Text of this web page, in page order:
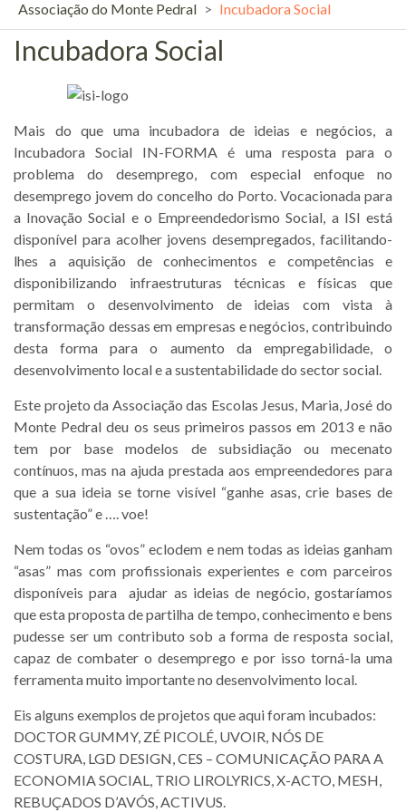
Associação do Monte Pedral > Incubadora Social
Incubadora Social
Mais do que uma incubadora de ideias e negócios, a
Incubadora Social IN-FORMA é uma resposta para o
problema do desemprego, com especial enfoque no
desemprego jovem do concelho do Porto. Vocacionada para
a Inovação Social e o Empreendedorismo Social, a ISI está
disponível para acolher jovens desempregados, facilitando-
lhes a aquisição de conhecimentos e competências e
disponibilizando infraestruturas técnicas e físicas que
permitam o desenvolvimento de ideias com vista à
transformação dessas em empresas e negócios, contribuindo
desta forma para o aumento da empregabilidade, o
desenvolvimento local e a sustentabilidade do sector social.
Este projeto da Associação das Escolas Jesus, Maria, José do
Monte Pedral deu os seus primeiros passos em 2013 e não
tem por base modelos de subsidiação ou mecenato
contínuos, mas na ajuda prestada aos empreendedores para
que a sua ideia se torne visível “ganhe asas, crie bases de
sustentação” e …. voe!
Nem todas os “ovos” eclodem e nem todas as ideias ganham
“asas” mas com profissionais experientes e com parceiros
disponíveis para ajudar as ideias de negócio, gostaríamos
que esta proposta de partilha de tempo, conhecimento e bens
pudesse ser um contributo sob a forma de resposta social,
capaz de combater o desemprego e por isso torná-la uma
ferramenta muito importante no desenvolvimento local.
Eis alguns exemplos de projetos que aqui foram incubados:
DOCTOR GUMMY, ZÉ PICOLÉ, UVOIR, NÓS DE
COSTURA, LGD DESIGN, CES – COMUNICAÇÃO PARA A
ECONOMIA SOCIAL, TRIO LIROLYRICS, X-ACTO, MESH,
REBUÇADOS D’AVÓS, ACTIVUS.